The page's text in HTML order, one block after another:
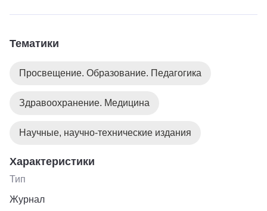
Тематики
Просвещение. Образование. Педагогика
Здравоохранение. Медицина
Научные, научно-технические издания
Характеристики
Тип
Журнал